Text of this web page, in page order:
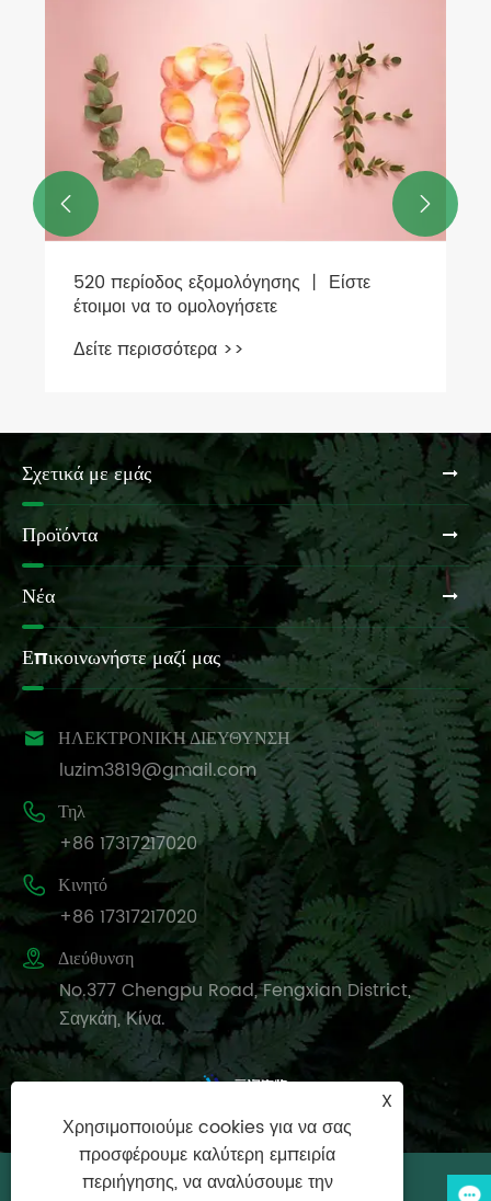
520 περίοδος εξομολόγησης 丨 Είστε
έτοιμοι να το ομολογήσετε
Δείτε περισσότερα >>
 
Σχετικά με εμάς
Προϊόντα
Νέα
Επικοινωνήστε μαζί μας
 ΗΛΕΚΤΡΟΝΙΚΗ ΔΙΕΥΘΥΝΣΗ
luzim3819@gmail.com
 Τηλ
+86 17317217020
 Κινητό
+86 17317217020
 Διεύθυνση
No.377 Chengpu Road, Fengxian District,
Σαγκάη, Κίνα.
X
Χρησιμοποιούμε cookies για να σας
προσφέρουμε καλύτερη εμπειρία
περιήγησης, να αναλύσουμε την